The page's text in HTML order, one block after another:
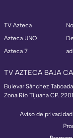
TV Azteca
Azteca UNO
Azteca 7
TV AZTECA BAJA
Bulevar Sánchez
Zona Río Tijuana CP.
Aviso de privacidad